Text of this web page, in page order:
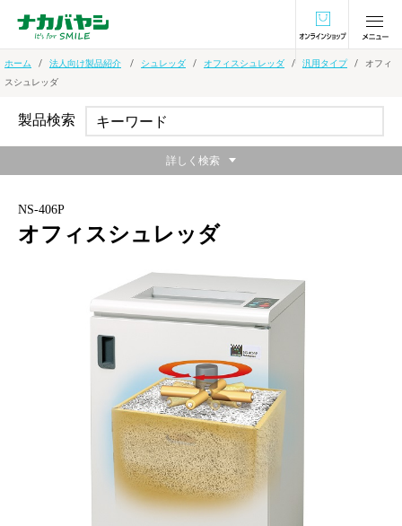
オンラインショ
ホーム 法人向け製品紹介 シュレッダ オフィスシュレッダ 汎用タイプ
オフィ
スシュレッダ
NS-406P
オフィスシュレッダ
屑ならしの手間が省けるプレス
機構付きシンプルシュレッダ。
メーカー希望小売価格：
+ 税
A3サイズの用紙も、折らずにそのまま投入できるワイドな投入
製品検索
詳しく検索